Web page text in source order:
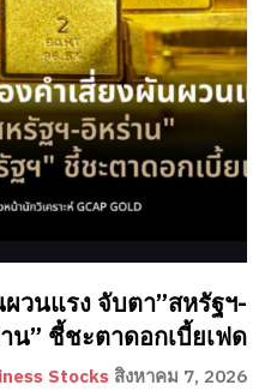
วนแรง จับตา”สหรัฐฯ-
น” ชี้ชะตาดอกเบี้ยเฟด
Stocks สิงหาคม 7, 2026